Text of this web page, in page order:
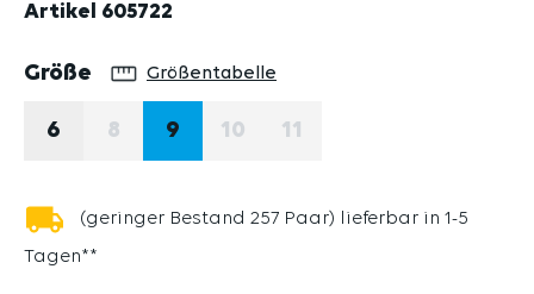
Artikel 605722
Größe auswählen
Größentabelle
6 8 9 10 11
(geringer Bestand 257 Paar) lieferbar in 1-5
Tagen**